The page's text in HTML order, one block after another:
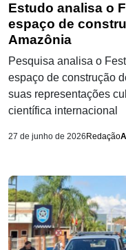
Estudo analisa o
espaço de
Amazônia
Pesquisa analisa o
espaço de construção
suas representações
científica internacional
27 de junho de 2026 Redação